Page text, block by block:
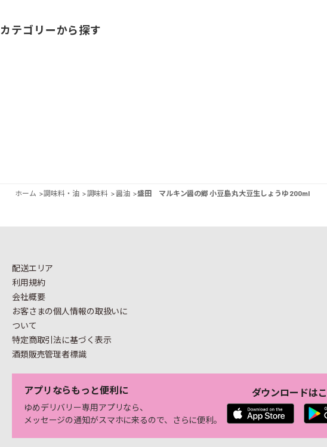
カテゴリーから探す
ホーム >調味料・油 >調味料 >醤油 >盛田 マルキン醤の郷 小豆島 丸大豆生しょうゆ 200ml
配送エリア
利用規約
会社概要
お客さまの個人情報の取扱いに
ついて
特定商取引法に基づく表示
酒類販売管理者標識
アプリならもっと便利に
ゆめデリバリー専用アプリなら、
メッセージの通知がスマホに来るので、さらに便利。
ダウンロードは